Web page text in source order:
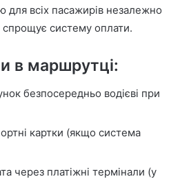
для всіх пасажирів незалежно
спрощує систему оплати.
в маршрутці:
безпосередньо водієві при
картки (якщо система
через платіжні термінали (у